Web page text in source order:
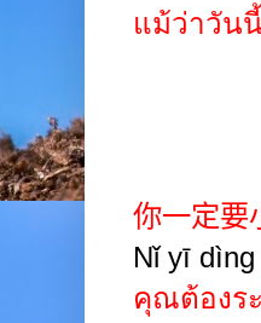
แม้ว่าวัน
你一定要
Nǐ yī
คุณต้องร